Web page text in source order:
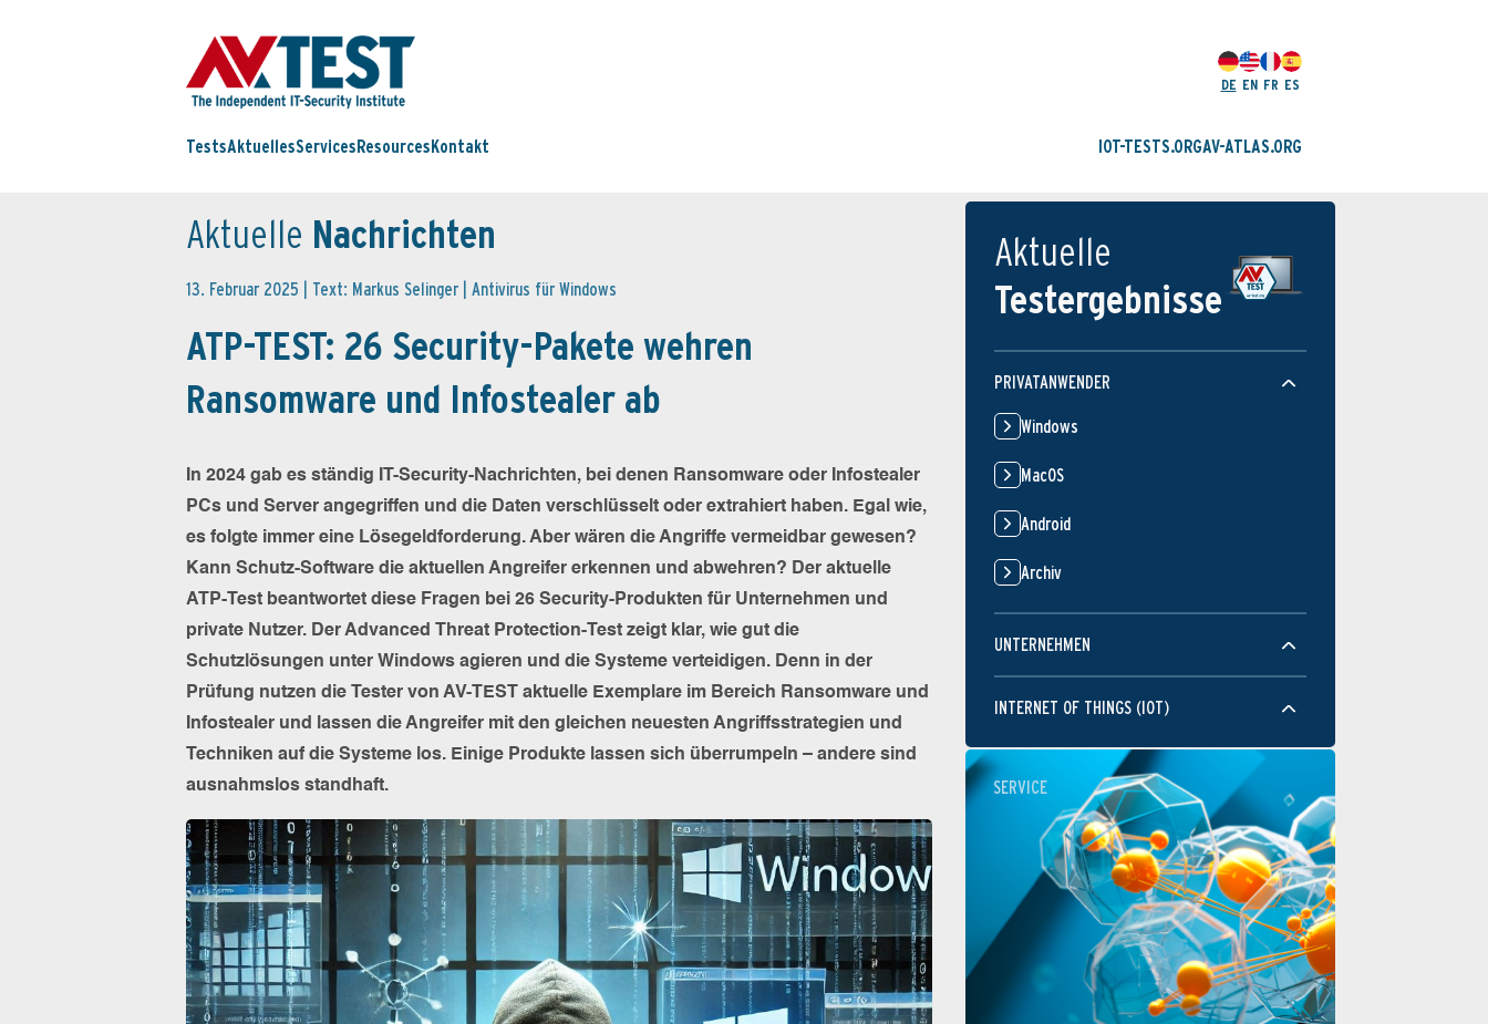
DE EN FR ES
TestsAktuellesServices Resources Kontakt IOT-TESTS.ORGAV-ATLAS.ORG
Aktuelle Nachrichten
13. Februar 2025 | Text: Markus Selinger | Antivirus für Windows
ATP-TEST: 26 Security-Pakete wehren
Ransomware und Infostealer ab
In 2024 gab es ständig IT-Security-Nachrichten, bei denen Ransomware oder Infostealer
PCs und Server angegriffen und die Daten verschlüsselt oder extrahiert haben. Egal wie,
es folgte immer eine Lösegeldforderung. Aber wären die Angriffe vermeidbar gewesen?
Kann Schutz-Software die aktuellen Angreifer erkennen und abwehren? Der aktuelle
ATP-Test beantwortet diese Fragen bei 26 Security-Produkten für Unternehmen und
private Nutzer. Der Advanced Threat Protection-Test zeigt klar, wie gut die
Schutzlösungen unter Windows agieren und die Systeme verteidigen. Denn in der
Prüfung nutzen die Tester von AV-TEST aktuelle Exemplare im Bereich Ransomware und
Infostealer und lassen die Angreifer mit den gleichen neuesten Angriffsstrategien und
Techniken auf die Systeme los. Einige Produkte lassen sich überrumpeln – andere sind
ausnahmslos standhaft.
Aktuelle
Testergebnisse
PRIVATANWENDER
Windows
MacOS
Android
Archiv
UNTERNEHMEN
INTERNET OF THINGS (IOT)
SERVICE